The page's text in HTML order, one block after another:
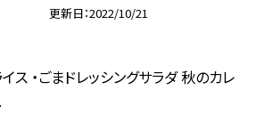
更新日 2022/10/21
ス ・ごまドレッシングサラダ 秋のカレ